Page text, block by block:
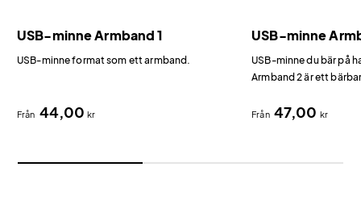
USB-minne Armband 1
USB-minne format som ett armband.
Från 44,00kr
USB-minne
USB-minne du bär på
Armband 2 är ett
Från 47,00 kr